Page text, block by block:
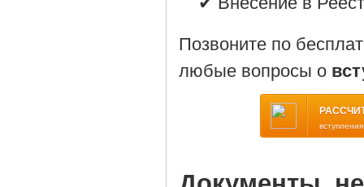
Позвоните по
любые вопросы о